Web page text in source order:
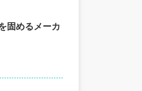
固めるメーカ